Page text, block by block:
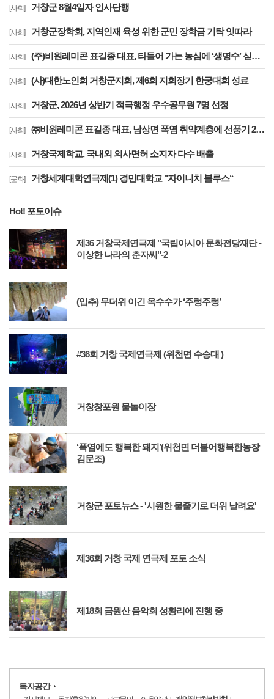
[사회] 거창군 8월4일자 인사단행
[사회] 거창군장학회, 지역인재 육성 위한 군민 장학금 기탁 잇따라
[사회] (주)비원레미콘 표길종 대표, 타들어 가는 농심에 ‘생명수’ 싣고 달렸다
[사회] (사)대한노인회 거창군지회, 제6회 지회장기 한궁대회 성료
[사회] 거창군, 2026년 상반기 적극행정 우수공무원 7명 선정
[사회] ㈜비원레미콘 표길종 대표, 남상면 폭염 취약계층에 선풍기 20대 기탁… ‘시원한 나눔’ 실천
[사회] 거창국제학교, 국내외 의사면허 소지자 다수 배출
[문화] 거창세계대학연극제(1) 경민대학교 "자이니치 블루스“
Hot! 포토이슈
제36 거창국제연극제 "국립아시아 문화전당재단 -
이상한 나라의 춘자씨"-2
(입추) 무더위 이긴 옥수수가 ‘주렁주렁’
#36회 거창 국제연극제 (위천면 수승대 )
거창창포원 물놀이장
‘폭염에도 행복한 돼지’(위천면 더불어행복한농장
김문조)
거창군 포토뉴스 - '시원한 물줄기로 더위 날려요'
제36회 거창 국제 연극제 포토 소식
제18회 금원산 음악회 성황리에 진행 중
독자공간